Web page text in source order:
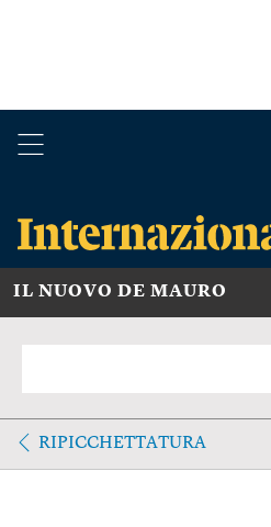
IL NUOVO DE MAURO
RIPICCHETTATURA